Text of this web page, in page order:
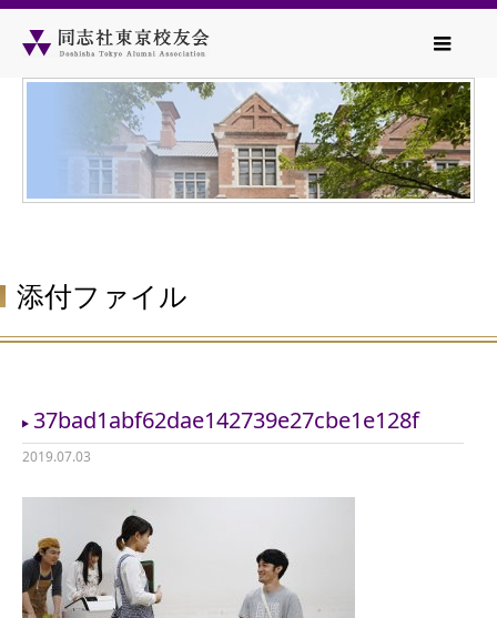
添付ファイル
37bad1abf62dae142739e27cbe1e128f
2019.07.03